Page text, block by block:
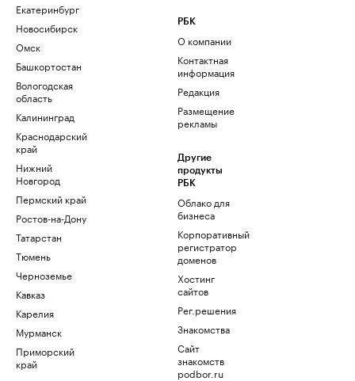
Екатеринбург
Новосибирск
Омск
Башкортостан
Вологодская
область
Калининград
Краснодарский
край
Нижний
Новгород
Пермский край
Ростов-на-Дону
Татарстан
Тюмень
Черноземье
Кавказ
Карелия
Мурманск
Приморский
край
РБК
О компании
Контактная
информация
Редакция
Размещение
рекламы
Другие
продукты
РБК
Облако для
бизнеса
Корпоративный
регистратор
доменов
Хостинг
сайтов
Рег.решения
Знакомства
Сайт
знакомств
podbor.ru